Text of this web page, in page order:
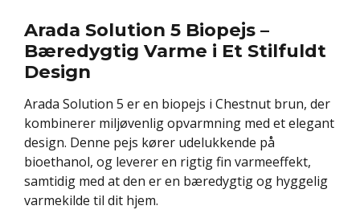
Arada Solution 5 Biopejs –
Bæredygtig Varme i Et Stilfuldt
Design
Arada Solution 5 er en biopejs i Chestnut brun, der
kombinerer miljøvenlig opvarmning med et elegant
design. Denne pejs kører udelukkende på
bioethanol, og leverer en rigtig fin varmeeffekt,
samtidig med at den er en bæredygtig og hyggelig
varmekilde til dit hjem.